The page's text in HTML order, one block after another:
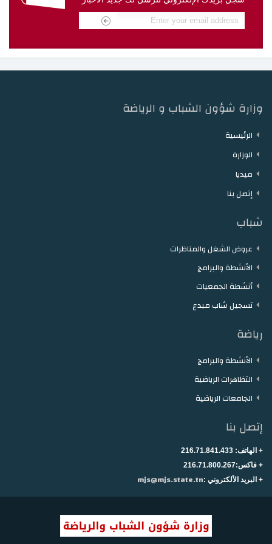
دار الشباب توزر دار الشباب دقاش دار الشباب نفطة
وزارة شؤون الشباب و الرياضة
الرئيسية
الوزارة
ميديا
إتصل بنا
شباب
عروض الشغل والمناظرات
الأنشطة والبرامج
أنشطة الجمعيات
تسجيل شاب مبدع
رياضة
الأنشطة والبرامج
التظاهرات الرياضية
الجامعات الرياضية
إتصل بنا
+ الهاتف: 216.71.841.433
+ فاكس:216.71.800.267
+ البريد الألكتروني :mjs@mjs.state.tn